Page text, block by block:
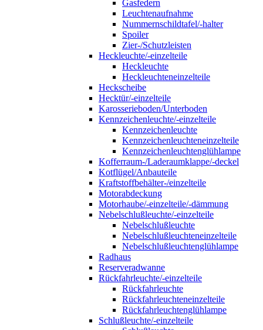
Gasfedern
Leuchtenaufnahme
Nummernschildtafel/-halter
Spoiler
Zier-/Schutzleisten
Heckleuchte/-einzelteile
Heckleuchte
Heckleuchteneinzelteile
Heckscheibe
Hecktür/-einzelteile
Karosserieboden/Unterboden
Kennzeichenleuchte/-einzelteile
Kennzeichenleuchte
Kennzeichenleuchteneinzelteile
Kennzeichenleuchtenglühlampe
Kofferraum-/Laderaumklappe/-deckel
Kotflügel/Anbauteile
Kraftstoffbehälter-/einzelteile
Motorabdeckung
Motorhaube/-einzelteile/-dämmung
Nebelschlußleuchte/-einzelteile
Nebelschlußleuchte
Nebelschlußleuchteneinzelteile
Nebelschlußleuchtenglühlampe
Radhaus
Reserveradwanne
Rückfahrleuchte/-einzelteile
Rückfahrleuchte
Rückfahrleuchteneinzelteile
Rückfahrleuchtenglühlampe
Schlußleuchte/-einzelteile